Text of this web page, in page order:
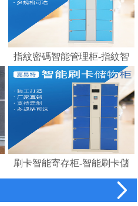
指紋密碼智能管理柜-指紋智
能電子寄存柜
刷卡智能寄存柜-智能刷卡儲
物柜 IC卡電子感應自助存包
柜